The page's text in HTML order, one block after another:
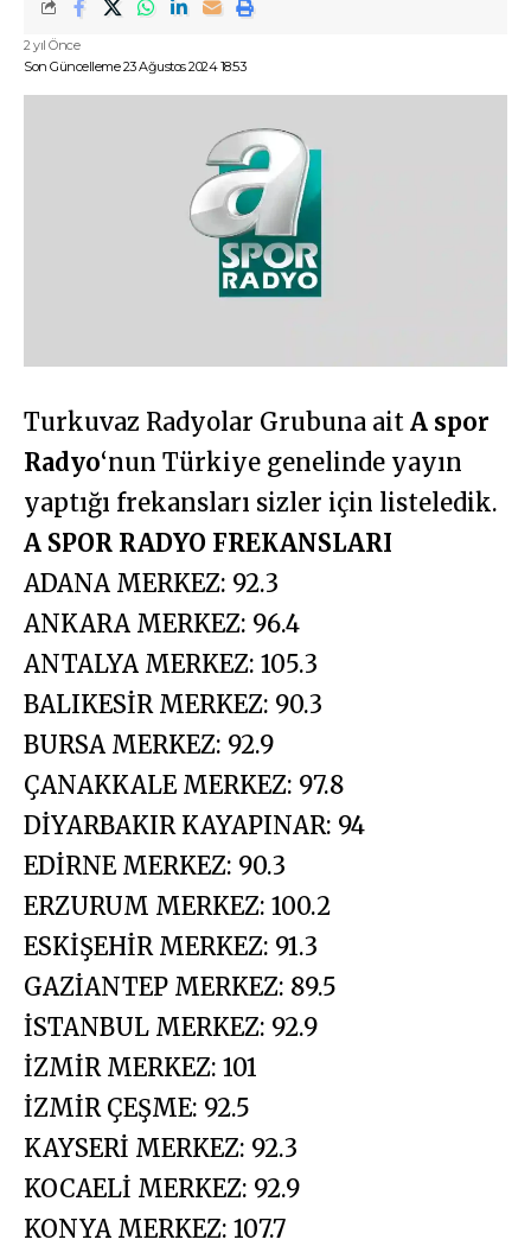
Son Güncelleme 23 Ağustos 2024 18:53
2 yıl Önce
Turkuvaz Radyolar Grubuna ait A spor
Radyo‘nun Türkiye genelinde yayın
yaptığı frekansları sizler için listeledik.
A SPOR RADYO FREKANSLARI
ADANA MERKEZ: 92.3
ANKARA MERKEZ: 96.4
ANTALYA MERKEZ: 105.3
BALIKESİR MERKEZ: 90.3
BURSA MERKEZ: 92.9
ÇANAKKALE MERKEZ: 97.8
DİYARBAKIR KAYAPINAR: 94
EDİRNE MERKEZ: 90.3
ERZURUM MERKEZ: 100.2
ESKİŞEHİR MERKEZ: 91.3
GAZİANTEP MERKEZ: 89.5
İSTANBUL MERKEZ: 92.9
İZMİR MERKEZ: 101
İZMİR ÇEŞME: 92.5
KAYSERİ MERKEZ: 92.3
KOCAELİ MERKEZ: 92.9
KONYA MERKEZ: 107.7